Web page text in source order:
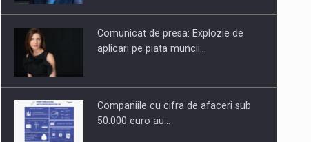
Comunicat de presa: Explozie de
aplicari pe piata muncii…
Companiile cu cifra de afaceri sub
50.000 euro au…